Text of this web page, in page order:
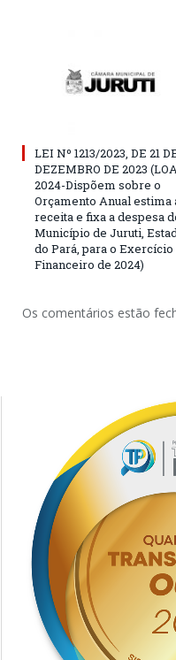
LEI Nº 1213/2023, DE 21
DEZEMBRO DE 2023
2024-Dispõem sobre o
Orçamento Anual estima
receita e fixa a despesa
Município de Juruti,
do Pará, para o Exercício
Financeiro de 2024)
Os comentários estão